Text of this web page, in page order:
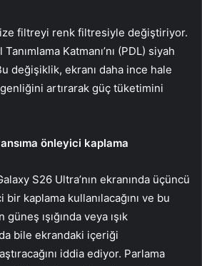
filtreyi renk filtresiyle değiştiriyor.
Katmanı’nı (PDL) siyah
değişiklik, ekranı daha ince hale
artırarak güç tüketimini
önleyici kaplama
S26 Ultra’nın ekranında üçüncü
kaplama kullanılacağını ve bu
ışığında veya ışık
bile ekrandaki içeriği
iddia ediyor. Parlama